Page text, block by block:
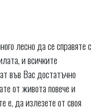
лесно да се справяте с
и всичките
във Вас достатъчно
от живота повече и
е, да излезете от своя